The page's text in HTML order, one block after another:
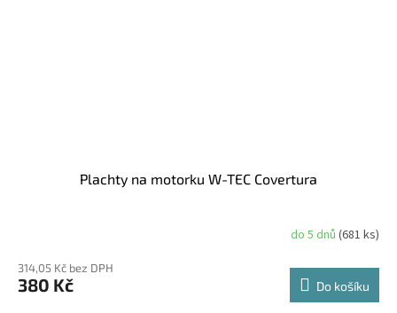
Plachty na motorku W-TEC Covertura
do 5 dnů (681 ks)
314,05 Kč bez DPH
380 Kč Do košíku